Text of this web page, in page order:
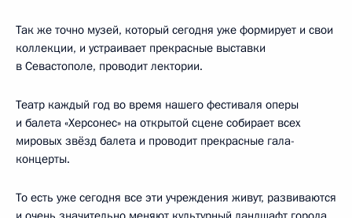
Так же точно музей, который сегодня уже формирует и свои
коллекции, и устраивает прекрасные выставки
в Севастополе, проводит лектории.
Театр каждый год во время нашего фестиваля оперы
и балета «Херсонес» на открытой сцене собирает всех
мировых звёзд балета и проводит прекрасные гала-
концерты.
То есть уже сегодня все эти учреждения живут, развиваются